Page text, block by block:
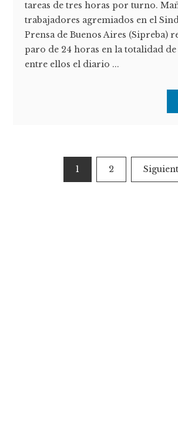
tareas de tres horas por turno.
trabajadores agremiados en el
Prensa de Buenos Aires (Sipreba)
paro de 24 horas en la totalidad
entre ellos el diario ...
Paginación
1 2